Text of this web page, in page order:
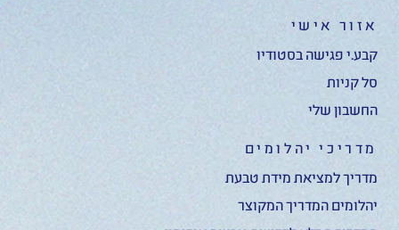
אזור אישי
קבע.י פגישה בסטודיו
סל קניות
החשבון שלי
מדריכי יהלומים
מדריך למציאת מידת טבעת
יהלומים המדריך המקוצר